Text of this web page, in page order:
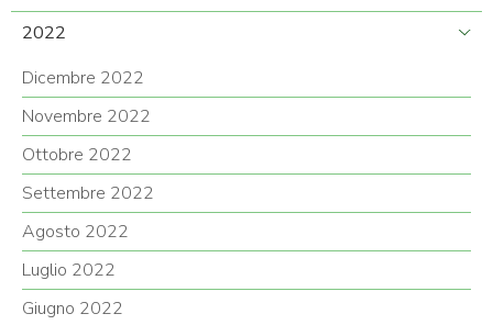
2022
Dicembre 2022
Novembre 2022
Ottobre 2022
Settembre 2022
Agosto 2022
Luglio 2022
Giugno 2022